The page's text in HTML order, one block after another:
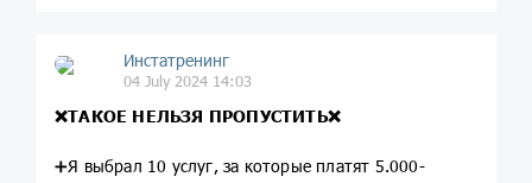
Инстатренинг
04 July 2024 14:03
❌ТАКОЕ НЕЛЬЗЯ ПРОПУСТИТЬ❌
➕Я выбрал 10 услуг, за которые платят 5.000-